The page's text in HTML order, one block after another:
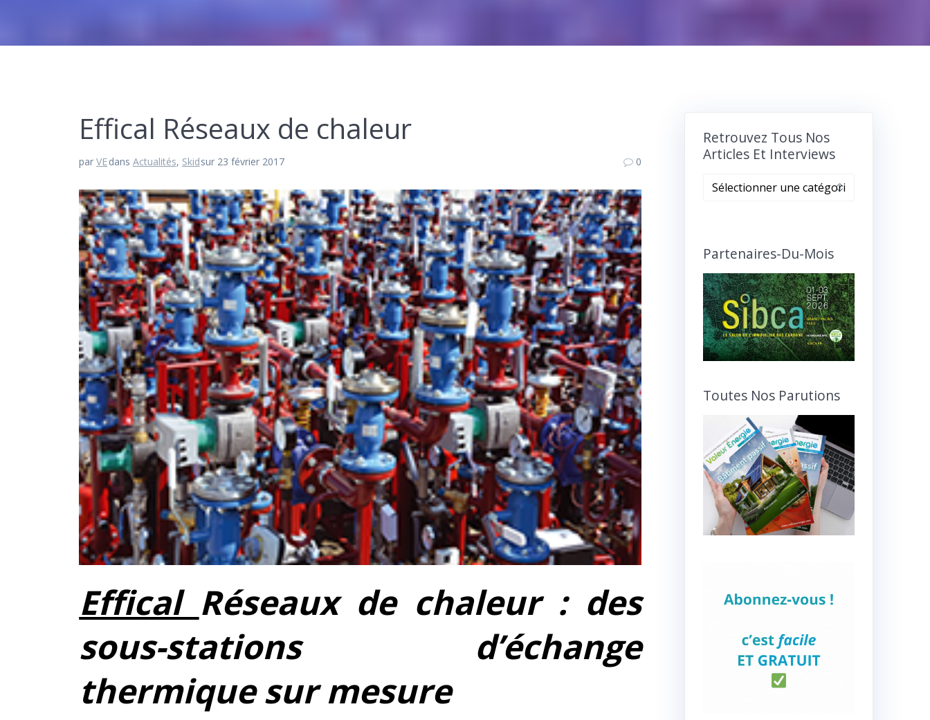
Effical Réseaux de chaleur
parVEdans Actualités, Skidsur 23 février 2017 0
Effical Réseaux de chaleur : des
sous-stations d’échange
thermique sur mesure
Retrouvez Tous Nos
Articles Et Interviews
Retrouvez
et
Partenaires-Du-Mois
Toutes Nos Parutions